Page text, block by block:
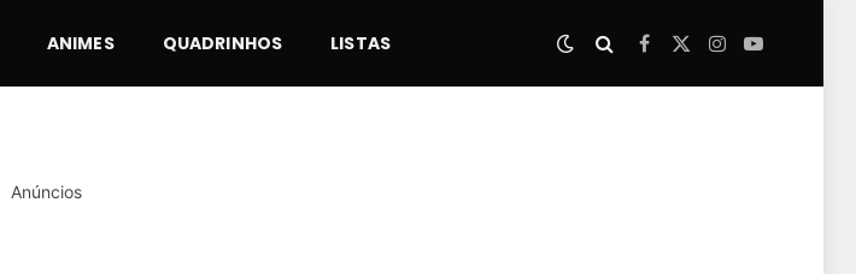
ANIMES QUADRINHOS LISTAS Facebook
X
Instagram
YouTube
Anúncios